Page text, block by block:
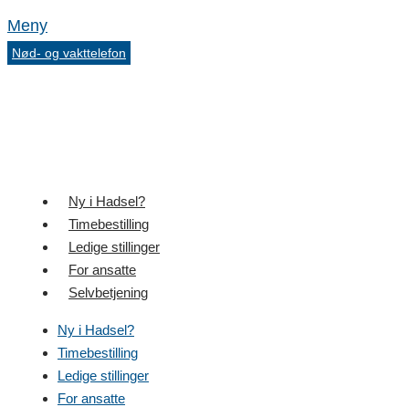
Meny
Nød- og vakttelefon
Ny i Hadsel?
Timebestilling
Ledige stillinger
For ansatte
Selvbetjening
Ny i Hadsel?
Timebestilling
Ledige stillinger
For ansatte